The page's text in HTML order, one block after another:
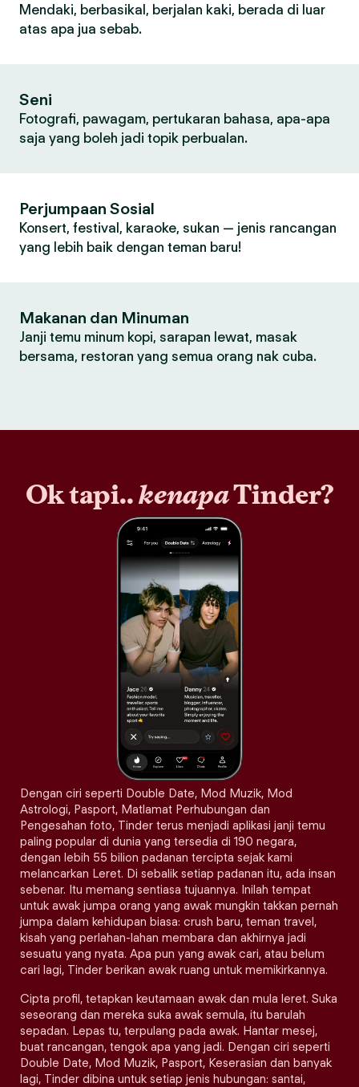
Mendaki, berbasikal, berjalan kaki, berada di luar
atas apa jua sebab.
Seni
Fotografi, pawagam, pertukaran bahasa, apa-apa
saja yang boleh jadi topik perbualan.
Perjumpaan Sosial
Konsert, festival, karaoke, sukan — jenis rancangan
yang lebih baik dengan teman baru!
Makanan dan Minuman
Janji temu minum kopi, sarapan lewat, masak
bersama, restoran yang semua orang nak cuba.
Ok tapi..kenapaTinder?
Dengan ciri seperti Double Date, Mod Muzik, Mod
Astrologi, Pasport, Matlamat Perhubungan dan
Pengesahan foto, Tinder terus menjadi aplikasi janji temu
paling popular di dunia yang tersedia di 190 negara,
dengan lebih 55 bilion padanan tercipta sejak kami
melancarkan Leret. Di sebalik setiap padanan itu, ada insan
sebenar. Itu memang sentiasa tujuannya. Inilah tempat
untuk awak jumpa orang yang awak mungkin takkan pernah
jumpa dalam kehidupan biasa: crush baru, teman travel,
kisah yang perlahan-lahan membara dan akhirnya jadi
sesuatu yang nyata. Apa pun yang awak cari, atau belum
cari lagi, Tinder berikan awak ruang untuk memikirkannya.
Cipta profil, tetapkan keutamaan awak dan mula leret. Suka
seseorang dan mereka suka awak semula, itu barulah
sepadan. Lepas tu, terpulang pada awak. Hantar mesej,
buat rancangan, tengok apa yang jadi. Dengan ciri seperti
Double Date, Mod Muzik, Pasport, Keserasian dan banyak
lagi, Tinder dibina untuk setiap jenis hubungan: santai,